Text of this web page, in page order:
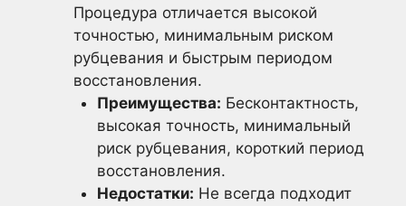
Процедура отличается высокой
точностью, минимальным риском
рубцевания и быстрым периодом
восстановления.
Преимущества: Бесконтактность,
высокая точность, минимальный
риск рубцевания, короткий период
восстановления.
Недостатки: Не всегда подходит